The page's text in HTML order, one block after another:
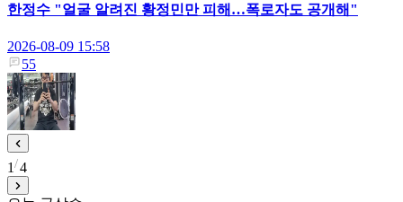
한정수 "얼굴 알려진 황정민만 피해…폭로자도 공개해"
2026-08-09 15:58
55
1 4